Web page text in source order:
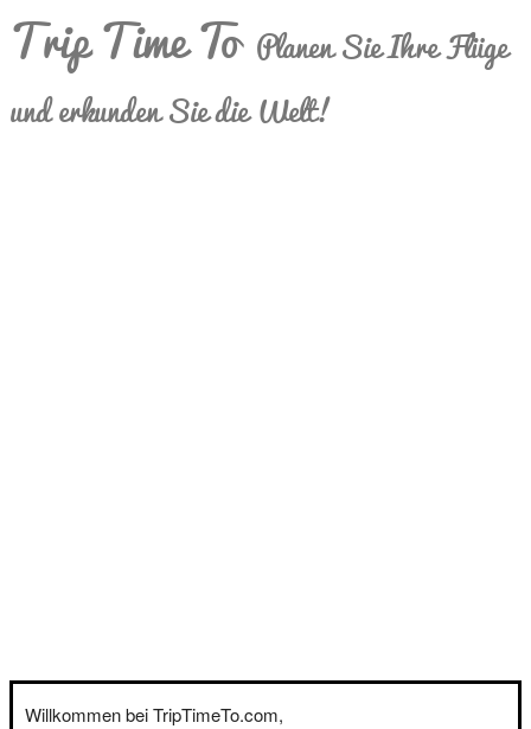
Trip Time To Planen Sie Ihre Flüge
und erkunden Sie die Welt!
Willkommen bei TripTimeTo.com,